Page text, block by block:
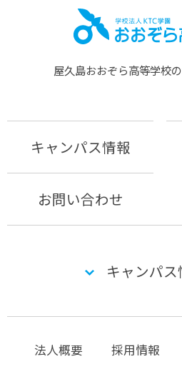
屋久島おおぞら⾼等学校
キャンパス情報
お問い合わせ
キャンパ
法人概要 採用情報